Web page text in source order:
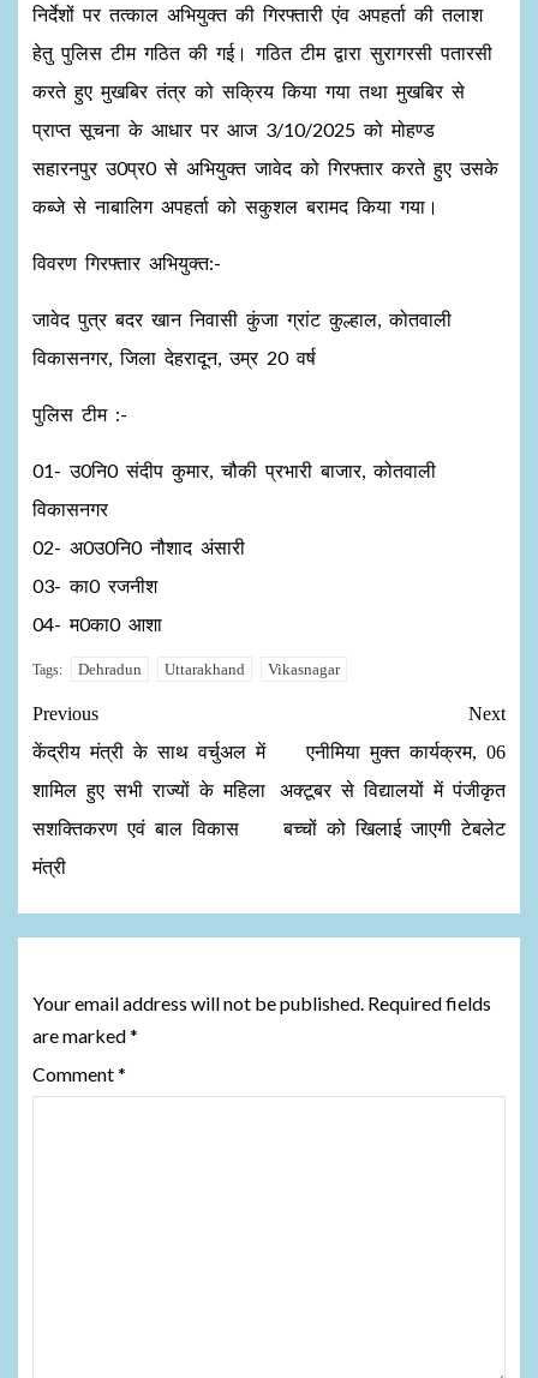
निर्देशों पर तत्काल अभियुक्त की गिरफ्तारी एंव अपहर्ता की तलाश
हेतु पुलिस टीम गठित की गई। गठित टीम द्वारा सुरागरसी पतारसी
करते हुए मुखबिर तंत्र को सक्रिय किया गया तथा मुखबिर से
प्राप्त सूचना के आधार पर आज 3/10/2025 को मोहण्ड
सहारनपुर उ0प्र0 से अभियुक्त जावेद को गिरफ्तार करते हुए उसके
कब्जे से नाबालिग अपहर्ता को सकुशल बरामद किया गया।
विवरण गिरफ्तार अभियुक्त:-
जावेद पुत्र बदर खान निवासी कुंजा ग्रांट कुल्हाल, कोतवाली
विकासनगर, जिला देहरादून, उम्र 20 वर्ष
पुलिस टीम :-
01- उ0नि0 संदीप कुमार, चौकी प्रभारी बाजार, कोतवाली
विकासनगर
02- अ0उ0नि0 नौशाद अंसारी
03- का0 रजनीश
04- म0का0 आशा
Tags: Dehradun Uttarakhand Vikasnagar
Previous
केंद्रीय मंत्री के साथ वर्चुअल में
शामिल हुए सभी राज्यों के महिला
सशक्तिकरण एवं बाल विकास
मंत्री
Next
एनीमिया मुक्त कार्यक्रम, 06
अक्टूबर से विद्यालयों में पंजीकृत
बच्चों को खिलाई जाएगी टेबलेट
Your email address will not be published. Required fields
are marked*
Comment*